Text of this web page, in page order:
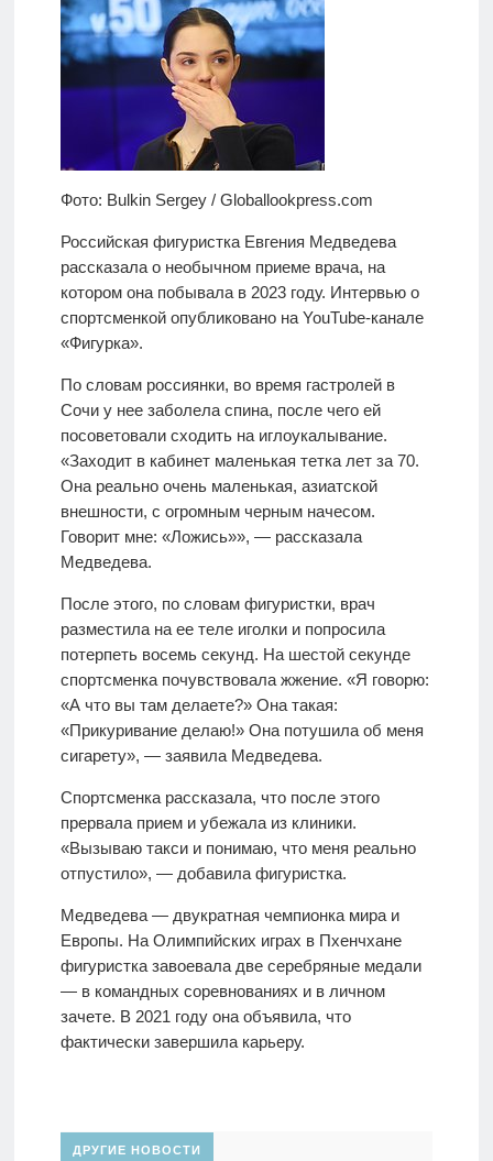
Версия для
слабовидящих
Фото: Bulkin Sergey / Globallookpress.com
Российская фигуристка Евгения Медведева
рассказала о необычном приеме врача, на
котором она побывала в 2023 году. Интервью о
спортсменкой опубликовано на YouTube-канале
«Фигурка».
По словам россиянки, во время гастролей в
Сочи у нее заболела спина, после чего ей
посоветовали сходить на иглоукалывание.
«Заходит в кабинет маленькая тетка лет за 70.
Она реально очень маленькая, азиатской
внешности, с огромным черным начесом.
Говорит мне: «Ложись»», — рассказала
Медведева.
После этого, по словам фигуристки, врач
разместила на ее теле иголки и попросила
потерпеть восемь секунд. На шестой секунде
спортсменка почувствовала жжение. «Я говорю:
«А что вы там делаете?» Она такая:
«Прикуривание делаю!» Она потушила об меня
сигарету», — заявила Медведева.
Спортсменка рассказала, что после этого
прервала прием и убежала из клиники.
«Вызываю такси и понимаю, что меня реально
отпустило», — добавила фигуристка.
Медведева — двукратная чемпионка мира и
Европы. На Олимпийских играх в Пхенчхане
фигуристка завоевала две серебряные медали
— в командных соревнованиях и в личном
зачете. В 2021 году она объявила, что
фактически завершила карьеру.
ДРУГИЕ НОВОСТИ